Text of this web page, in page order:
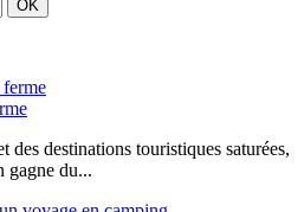
des destinations touristiques saturées,
gagne du...